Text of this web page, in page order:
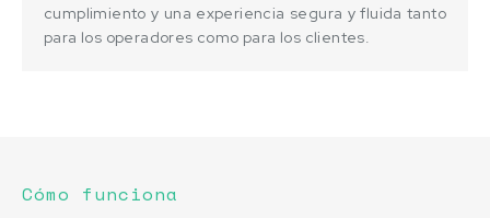
cumplimiento y una experiencia segura y fluida tanto
para los operadores como para los clientes.
Cómo funciona